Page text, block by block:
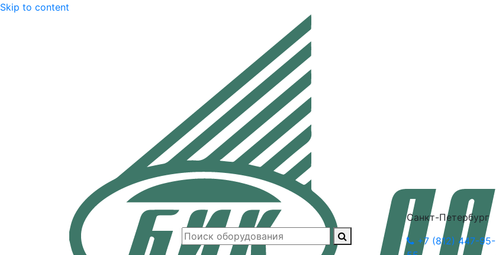
Skip to content
Санкт-Петербург
+7 (812) 447-95-